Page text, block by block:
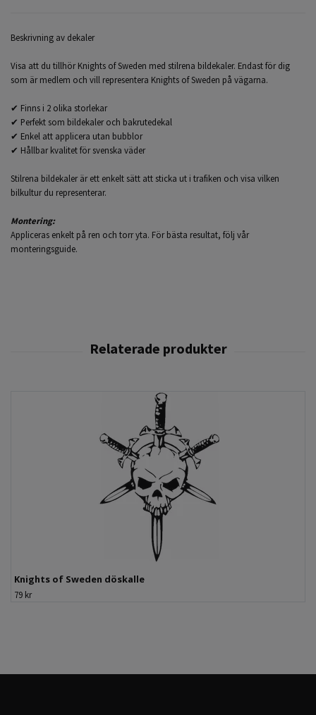
Beskrivning av dekaler
Visa att du tillhör Knights of Sweden med stilrena bildekaler. Endast för dig
som är medlem och vill representera Knights of Sweden på vägarna.
✔ Finns i 2 olika storlekar
✔ Perfekt som bildekaler och bakrutedekal
✔ Enkel att applicera utan bubblor
✔ Hållbar kvalitet för svenska väder
Stilrena bildekaler är ett enkelt sätt att sticka ut i trafiken och visa vilken
bilkultur du representerar.
Montering:
Appliceras enkelt på ren och torr yta. För bästa resultat, följ vår
monteringsguide.
Knights of Sweden döskalle
79 kr